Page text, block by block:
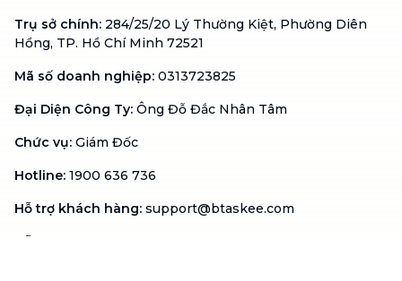
Trụ sở chính: 284/25/20 Lý Thường Kiệt, Phường Diên
Hồng, TP. Hồ Chí Minh 72521
Mã số doanh nghiệp: 0313723825
Đại Diện Công Ty: Ông Đỗ Đắc Nhân Tâm
Chức vụ: Giám Đốc
Hotline: 1900 636 736
Hỗ trợ khách hàng: support@btaskee.com
Hỗ trợ doanh nghiệp